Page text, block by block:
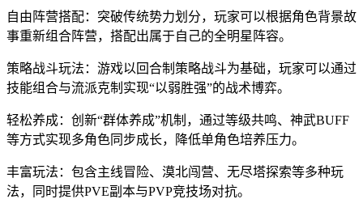
自由阵营搭配：突破传统势力划分，玩家可以根据角色背景故
事重新组合阵营，搭配出属于自己的全明星阵容。
策略战斗玩法：游戏以回合制策略战斗为基础，玩家可以通过
技能组合与流派克制实现“以弱胜强”的战术博弈。
轻松养成：创新“群体养成”机制，通过等级共鸣、神武BUFF
等方式实现多角色同步成长，降低单角色培养压力。
丰富玩法：包含主线冒险、漠北闯营、无尽塔探索等多种玩
法，同时提供PVE副本与PVP竞技场对抗。